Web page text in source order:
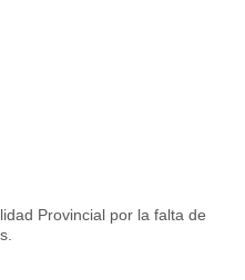
Provincial por la falta de